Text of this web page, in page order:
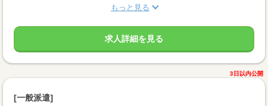
もっと見る
求人詳細を見る
3日以内公開
[一般派遣]